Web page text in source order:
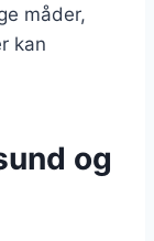
måder,
kan
og